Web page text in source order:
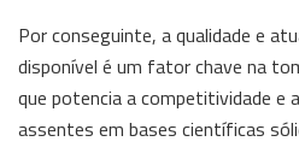
Por conseguinte, a qualidade e
disponível é um fator chave na
que potencia a competitividade e
assentes em bases científicas